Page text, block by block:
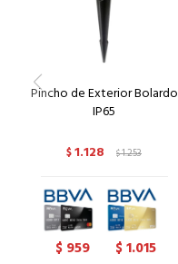
Pincho de Exterior Bolardo
IP65
$1.128 $1.253
$ 959 $1.015